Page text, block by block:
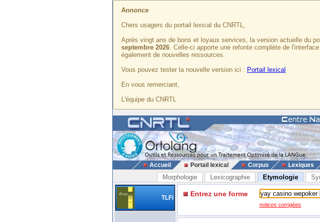
Annonce
Chers usagers du portail lexical du CNRTL,
Après vingt ans de bons et loyaux services, la version actuelle du
septembre 2026. Celle-ci apporte une refonte complète de
également de nouvelles ressources.
Vous pouvez tester la nouvelle version ici : Portail lexical
En vous remerciant,
L'équipe du CNRTL
Accueil Portail lexical Corpus Lexiques
Morphologie Lexicographie Etymologie
TLFi Entrez une forme
notices corrigées